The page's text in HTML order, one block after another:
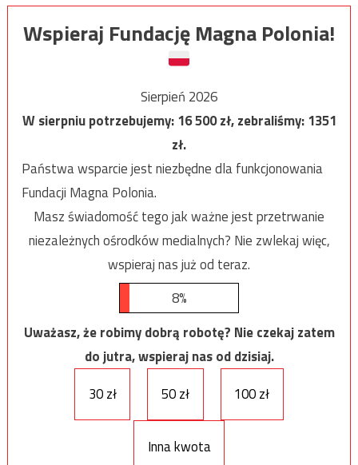
Wspieraj Fundację Magna Polonia!
Sierpień 2026
W sierpniu potrzebujemy:16 500zł, zebraliśmy:1351
zł.
Państwa wsparcie jest niezbędne dla funkcjonowania
Fundacji Magna Polonia.
Masz świadomość tego jak ważne jest przetrwanie
niezależnych ośrodków medialnych? Nie zwlekaj więc,
wspieraj nas już od teraz.
8%
Uważasz, że robimy dobrą robotę? Nie czekaj zatem
do jutra, wspieraj nas od dzisiaj.
30 zł
50 zł 100 zł
Inna kwota